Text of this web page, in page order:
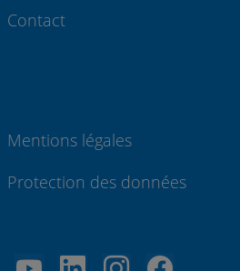
Contact
Mentions légales
Protection des données